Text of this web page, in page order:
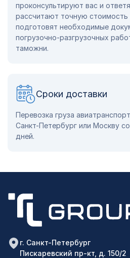
проконсультируют вас и
рассчитают точную стоимость
подготовят необходимые
погрузочно-разгрузочных
таможни.
Сроки доставки
Перевозка груза
Санкт-Петербург или Москву
дней.
г. Санкт-Петербург
Пискаревский пр-кт, д. 150/2